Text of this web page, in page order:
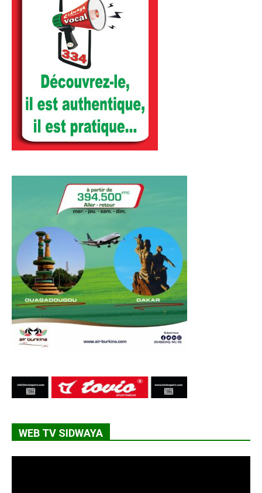
WEB TV SIDWAYA